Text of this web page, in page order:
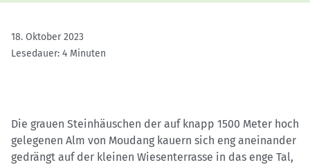
18. Oktober 2023
Lesedauer: 4 Minuten
Die grauen Steinhäuschen der auf knapp 1500 Meter hoch
gelegenen Alm von Moudang kauern sich eng aneinander
gedrängt auf der kleinen Wiesenterrasse in das enge Tal,